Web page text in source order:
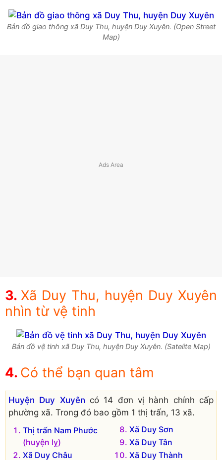
Bản đồ giao thông xã Duy Thu, huyện Duy Xuyên. (Open Street
Map)
Xã Duy Thu, huyện Duy Xuyên
nhìn từ vệ tinh
Bản đồ vệ tinh xã Duy Thu, huyện Duy Xuyên. (Satelite Map)
Có thể bạn quan tâm
Huyện Duy Xuyên có 14 đơn vị hành chính cấp
phường xã. Trong đó bao gồm 1 thị trấn, 13 xã.
Thị trấn Nam Phước
(huyện lỵ)
Xã Duy Châu
Xã Duy Sơn
Xã Duy Tân
Xã Duy Thành